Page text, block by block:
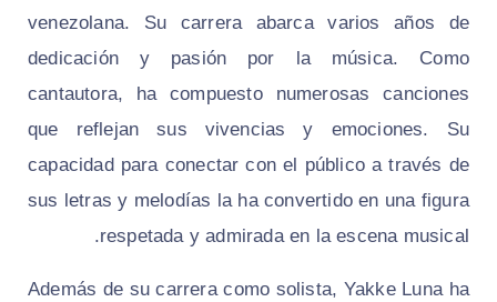
venezolana. Su carrera abarca varios años de
dedicación y pasión por la música. Como
cantautora, ha compuesto numerosas canciones
que reflejan sus vivencias y emociones. Su
capacidad para conectar con el público a través de
sus letras y melodías la ha convertido en una figura
respetada y admirada en la escena musical.
Además de su carrera como solista, Yakke Luna ha